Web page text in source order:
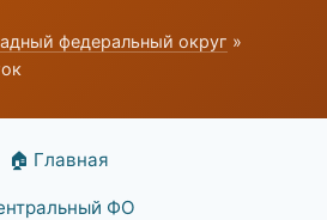
федеральный округ »
🏠 Главная
ФО